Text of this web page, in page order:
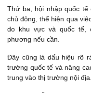
Thứ ba, hội nhập quốc tế
chủ động, thể hiện qua
do khu vực và quốc tế,
phương nếu cần.
Đây cũng là dấu hiệu rõ
trường quốc tế và nâng
trung vào thị trường nội địa.